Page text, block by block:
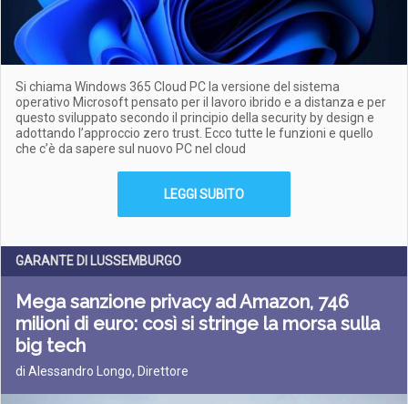
Si chiama Windows 365 Cloud PC la versione del sistema
operativo Microsoft pensato per il lavoro ibrido e a distanza e per
questo sviluppato secondo il principio della security by design e
adottando l’approccio zero trust. Ecco tutte le funzioni e quello
che c’è da sapere sul nuovo PC nel cloud
LEGGI SUBITO
GARANTE DI LUSSEMBURGO
Mega sanzione privacy ad Amazon, 746
milioni di euro: così si stringe la morsa sulla
big tech
di Alessandro Longo, Direttore